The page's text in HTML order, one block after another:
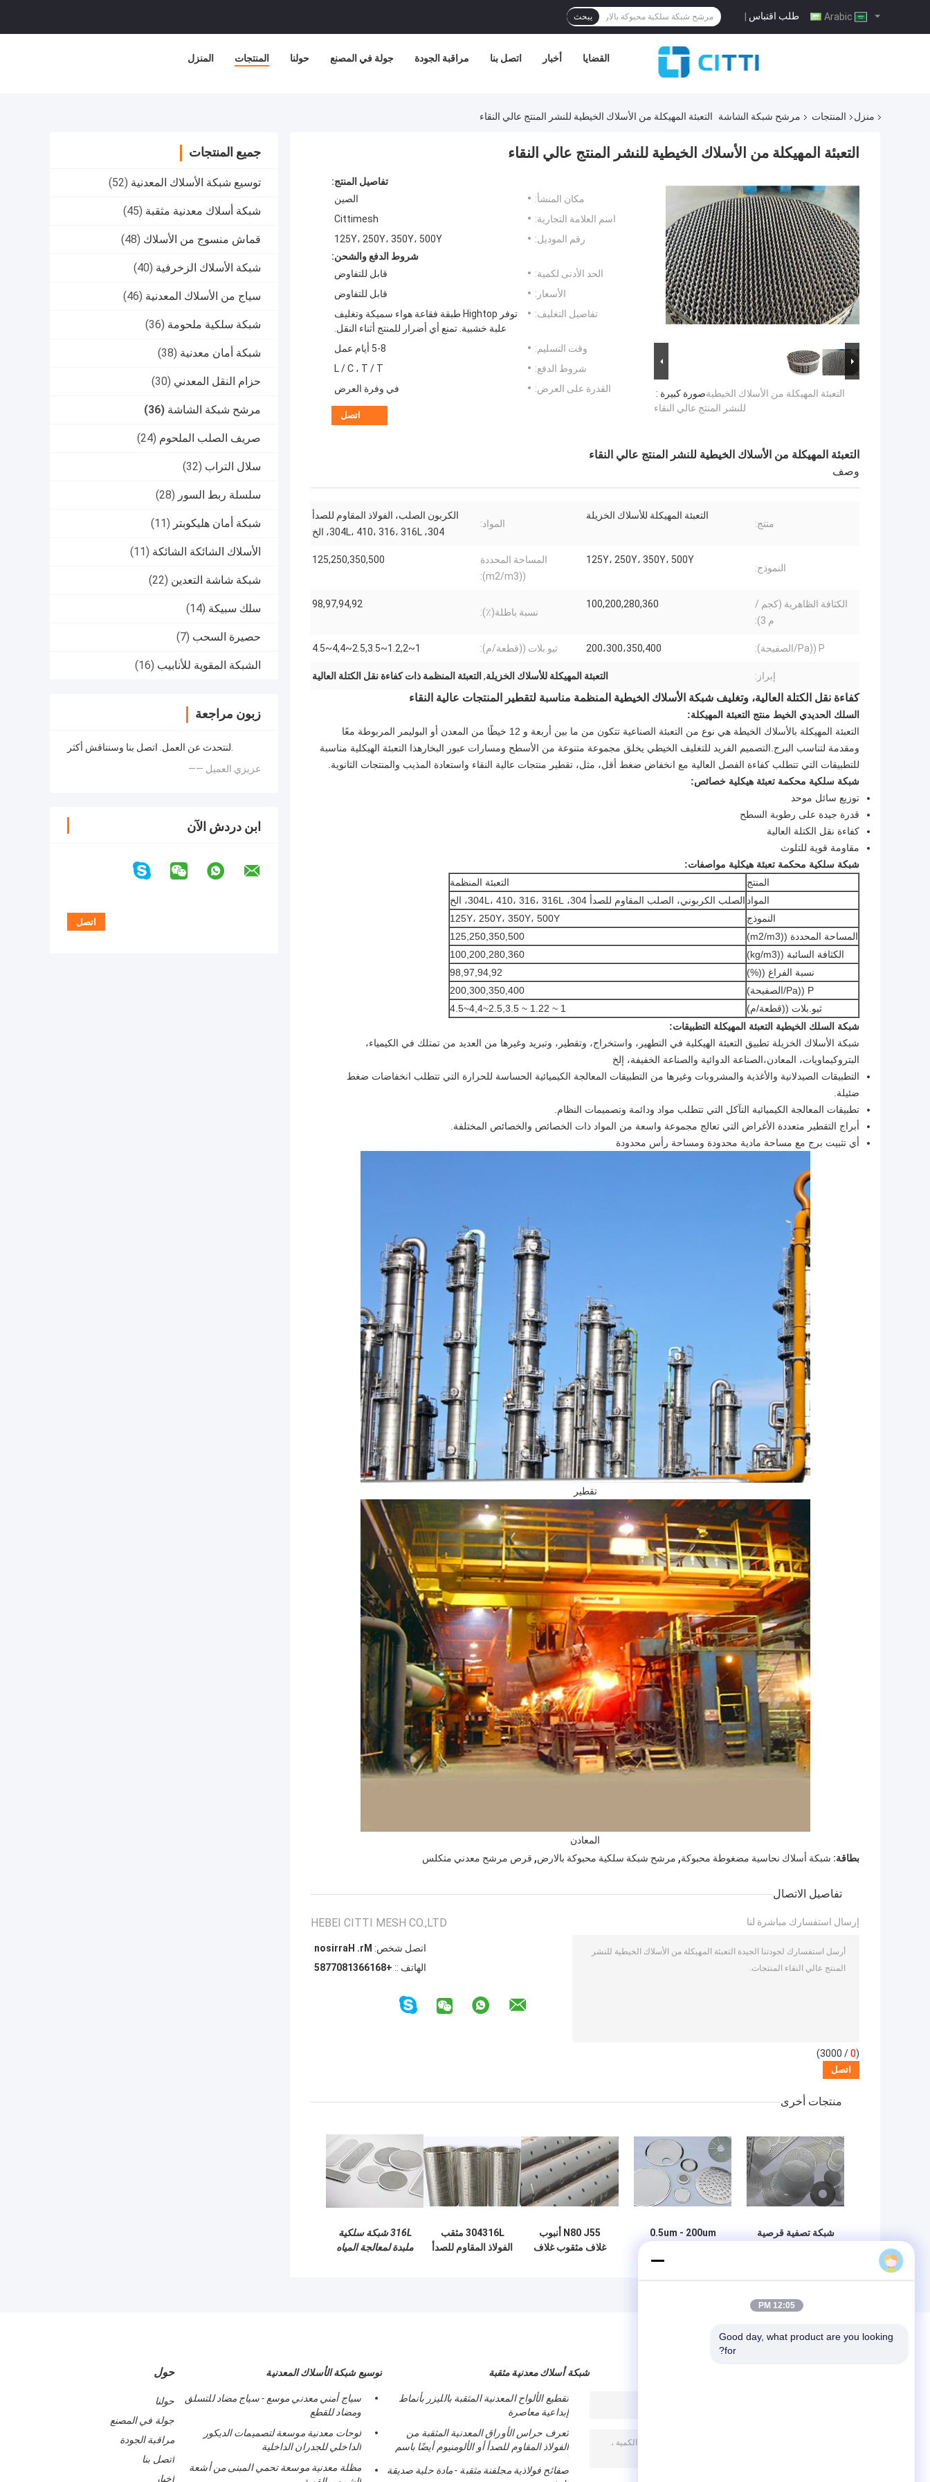
طلب اقتباس | يبحث
المنزل المنتجات حولنا جولة في المصنع مراقبة الجودة اتصل بنا أخبار القضايا
منزل المنتجات مرشح شبكة الشاشة التعبئة المهيكلة من الأسلاك الخيطية للنشر المنتج عالي النقاء
جميع المنتجات
توسيع شبكة الأسلاك المعدنية (52)
شبكة أسلاك معدنية مثقبة (45)
قماش منسوج من الأسلاك (48)
شبكة الأسلاك الزخرفية (40)
سياج من الأسلاك المعدنية (46)
شبكة سلكية ملحومة (36)
شبكة أمان معدنية (38)
حزام النقل المعدني (30)
مرشح شبكة الشاشة (36)
صريف الصلب الملحوم (24)
سلال التراب (32)
سلسلة ربط السور (28)
شبكة أمان هليكوبتر (11)
الأسلاك الشائكة الشائكة (11)
شبكة شاشة التعدين (22)
سلك سبيكة (14)
حصيرة السحب (7)
الشبكة المقوية للأنابيب (16)
زبون مراجعة
لنتحدث عن العمل. اتصل بنا وسنناقش أكثر.
—— عزيزي العميل
ابن دردش الآن
التعبئة المهيكلة من الأسلاك الخيطية للنشر المنتج عالي النقاء
صورة كبيرة :التعبئة المهيكلة من الأسلاك الخيطية
للنشر المنتج عالي النقاء
تفاصيل المنتج:
مكان المنشأ:
الصين
اسم العلامة التجارية:
Cittimesh
رقم الموديل:
125Y، 250Y، 350Y، 500Y
شروط الدفع والشحن:
الحد الأدنى لكمية:
قابل للتفاوض
الأسعار:
قابل للتفاوض
تفاصيل التغليف:
توفر Hightop طبقة فقاعة هواء سميكة وتغليف
علبة خشبية. تمنع أي أضرار للمنتج أثناء النقل.
وقت التسليم:
5-8 أيام عمل
شروط الدفع:
L / C ، T / T
القدرة على العرض:
في وفرة العرض
اتصل
التعبئة المهيكلة من الأسلاك الخيطية للنشر المنتج عالي النقاء
وصف
منتج:
التعبئة المهيكلة للأسلاك الخزيلة
المواد:
الكربون الصلب، الفولاذ المقاوم للصدأ
304، 304L، 410، 316، 316L، الخ
النموذج:
125Y، 250Y، 350Y، 500Y
المساحة المحددة
((m2/m3):
125,250,350,500
الكثافة الظاهرية (كجم /
م 3):
100,200,280,360
نسبة باطلة(٪):
98,97,94,92
P ((Pa/الصفيحة): 200،300،350,400 ثيو.بلات ((قطعة/م): 1~1.2,2~2.5,3.5~4,4~4.5
إبراز: التعبئة المهيكلة للأسلاك الخزيلة, التعبئة المنظمة ذات كفاءة نقل الكتلة العالية
كفاءة نقل الكتلة العالية، وتغليف شبكة الأسلاك الخيطية المنظمة مناسبة لتقطير المنتجات عالية النقاء
السلك الحديدي الخيط منتج التعبئة المهيكلة:
التعبئة المهيكلة بالأسلاك الخيطة هي نوع من التعبئة الصناعية تتكون من ما بين أربعة و 12 خيطًا من المعدن أو البوليمر المربوطة معًا
ومقدمة لتناسب البرج.التصميم الفريد للتغليف الخيطي يخلق مجموعة متنوعة من الأسطح ومسارات عبور البخارهذا التعبئة الهيكلية مناسبة
للتطبيقات التي تتطلب كفاءة الفصل العالية مع انخفاض ضغط أقل، مثل، تقطير منتجات عالية النقاء واستعادة المذيب والمنتجات الثانوية.
شبكة سلكية محكمة تعبئة هيكلية خصائص:
توزيع سائل موحد
قدرة جيدة على رطوبة السطح
كفاءة نقل الكتلة العالية
مقاومة قوية للتلوث
شبكة سلكية محكمة تعبئة هيكلية مواصفات:
المنتج
التعبئة المنظمة
الموادالصلب الكربوني، الصلب المقاوم للصدأ 304، 304L، 410، 316، 316L، الخ
النموذج
125Y، 250Y، 350Y، 500Y
المساحة المحددة ((m2/m3)
125,250,350,500
الكثافة السائبة ((kg/m3)
100,200,280,360
نسبة الفراغ ((%)
98,97,94,92
P ((Pa/الصفيحة)
200,300,350,400
ثيو.بلات ((قطعة/م)
1 ~ 1.22 ~ 2.5,3.5~4,4~4.5
شبكة السلك الخيطية التعبئة المهيكلة التطبيقات:
شبكة الأسلاك الخزيلة تطبيق التعبئة الهيكلية في التطهير، واستخراج، وتقطير، وتبريد وغيرها من العديد من تمتلك في الكيمياء،
البتروكيماويات، المعادن،الصناعة الدوائية والصناعة الخفيفة، إلخ
التطبيقات الصيدلانية والأغذية والمشروبات وغيرها من التطبيقات المعالجة الكيميائية الحساسة للحرارة التي تتطلب انخفاضات ضغط
ضئيلة.
تطبيقات المعالجة الكيميائية التآكل التي تتطلب مواد ودائمة وتصميمات النظام.
أبراج التقطير متعددة الأغراض التي تعالج مجموعة واسعة من المواد ذات الخصائص والخصائص المختلفة.
أي تثبيت برج مع مساحة مادية محدودة ومساحة رأس محدودة
تقطير
المعادن
بطاقة: شبكة أسلاك نحاسية مضغوطة محبوكة, مرشح شبكة سلكية محبوكة بالارض, قرص مرشح معدني متكلس
تفاصيل الاتصال
HEBEI CITTI MESH CO.,LTD
اتصل شخص: Mr. Harrison
الهاتف :: +8616631807785
إرسال استفسارك مباشرة لنا
(
0
/ 3000)
منتجات أخرى
شبكة تصفية قرصية
0.5um - 200um
شبكة الفولاذ المقاوم
N80 J55 أنبوب
غلاف مثقوب غلاف
304316L مثقب
الفولاذ المقاوم للصدأ
316L شبكة سلكية
ملبدة لمعالجة المياه
حول
حولنا
جولة في المصنع
مراقبة الجودة
اتصل بنا
أخبار
توسيع شبكة الأسلاك المعدنية
سياج أمني معدني موسع - سياج مضاد للتسلق
ومضاد للقطع
لوحات معدنية موسعة لتصميمات الديكور
الداخلي للجدران الداخلية
مظلة معدنية موسعة تحمي المبنى من أشعة
شبكة أسلاك معدنية مثقبة
تقطيع الألواح المعدنية المثقبة بالليزر بأنماط
إبداعية معاصرة
تُعرف حراس الأوراق المعدنية المثقبة من
الفولاذ المقاوم للصدأ أو الألومنيوم أيضًا باسم
صفائح فولاذية مجلفنة مثقبة - مادة حلية صديقة
12:05 PM
Good day, what product are you looking
for?